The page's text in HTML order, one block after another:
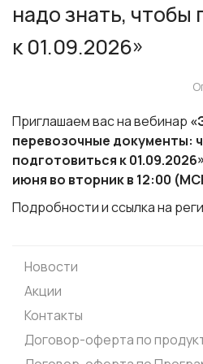
надо знать, чтобы
к 01.09.2026»
Приглашаем вас на вебинар
перевозочные документы:
подготовиться к 01.09.2026»
июня во вторник в 12:00
Подробности и ссылка на
Новости
Акции
Контакты
Договор-оферта по